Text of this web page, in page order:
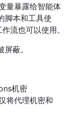
量暴露给智能体
脚本和工具使
作流也可以使用。
蔽。
机密
将代理机密和